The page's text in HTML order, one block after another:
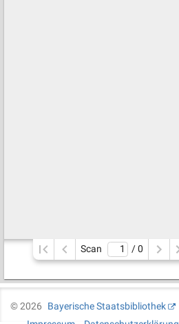
Scan / 0
©2026
Bayerische Staatsbibliothek